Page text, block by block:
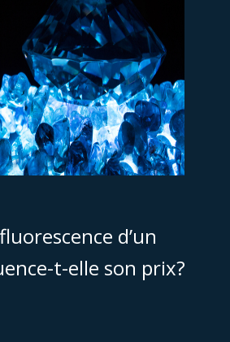
d’un
t-elle son prix?